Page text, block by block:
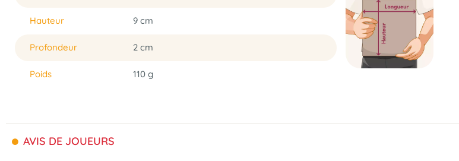
Hauteur 9 cm
Profondeur 2 cm
Poids 110 g
AVIS DE JOUEURS